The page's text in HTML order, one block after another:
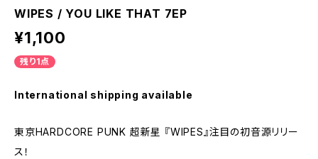
WIPES / YOU LIKE THAT 7EP
¥1,100
残り1点
International shipping available
東京HARDCORE PUNK 超新星 『WIPES』注目の初音源リリー
ス！